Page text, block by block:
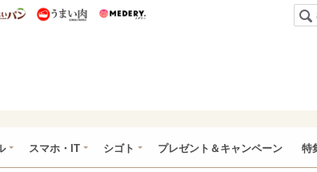
集
めし うまいパン うまい肉
スマホ・IT シゴト プレゼント＆キャンペーン 特